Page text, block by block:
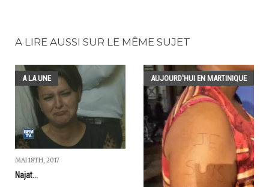
A LIRE AUSSI SUR LE MÊME SUJET
A LA UNE
MAI 18TH, 2017
Najat...
AUJOURD'HUI EN MARTINIQUE